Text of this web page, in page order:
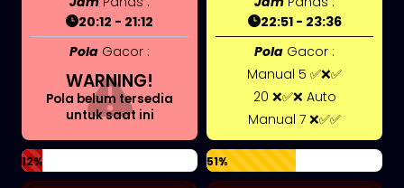
20:12 - 21:12
Pola Gacor :
WARNING!
Pola belum tersedia
untuk saat ini
12%
22:51 - 23:36
Pola Gacor :
Manual 5 ✅❌✅
20 ❌✅❌ Auto
Manual 7 ❌✅✅
51%